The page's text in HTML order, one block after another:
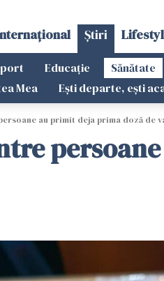
Știri
Educație Sănătate
Mea
Ești departe, ești
au primit deja prima doză de